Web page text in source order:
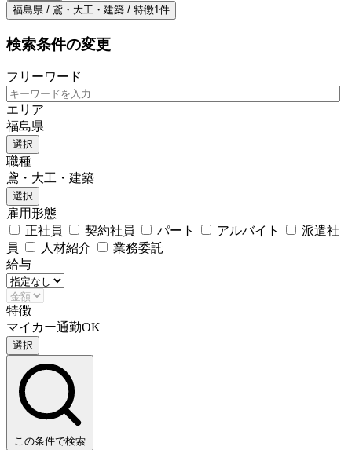
福島県 / 鳶・大工・建築 / 特徴1件
検索条件の変更
フリーワード
エリア
福島県
選択
職種
鳶・大工・建築
選択
雇用形態
正社員
契約社員 パート アルバイト
派遣社
員
人材紹介
業務委託
給与
特徴
マイカー通勤OK
選択
この条件で検索